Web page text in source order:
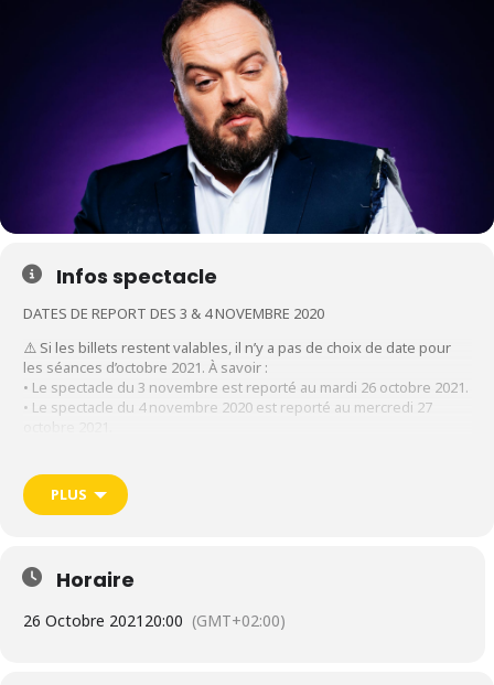
Infos spectacle
DATES DE REPORT DES 3 & 4 NOVEMBRE 2020
⚠️ Si les billets restent valables, il n’y a pas de choix de date pour
les séances d’octobre 2021. À savoir :
• Le spectacle du 3 novembre est reporté au mardi 26 octobre 2021.
• Le spectacle du 4 novembre 2020 est reporté au mercredi 27
Après avoir perturbé la France avec plus de 300 représentations, 3
Olympia, le tout à guichets fermés avec son tout 1er spectacle «
► Les mardi 26 et mercredi 27 octobre 2021 à la Bourse du
PLUS
Horaire
26 Octobre 2021 20:00 (GMT+02:00)